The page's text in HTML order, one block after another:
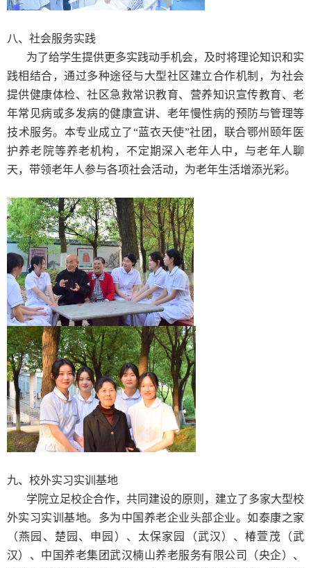
八、社会服务实践
为了给学生提供更多实践动手机会，及时将理论知识和实
践相结合，通过多种途径与大型社区建立合作机制，为社会
提供健康体检、社区急救常识教育、营养知识宣传教育、老
年常见病或多发病的健康宣讲、老年慢性病的预防与管理等
技术服务。 本专业成立了“蓝衣天使”社团，联合鄂州颐年医
护养老院等养老机构，不定期深入老年人中，与老年人聊
天，带领老年人参与各项社会活动，为老年生活增添光彩。
九、校外实习实训 基地
学院立足校企合作，共同建设的原则，建立了多家大型校
外实习实训基地。 多为中国养老企业头部企业。如泰康之家
（燕园、楚园、申园）、太保家园（武汉）、椿萱茂（武
汉）、中国养老集团武汉楠山养老服务有限公司（央企）、